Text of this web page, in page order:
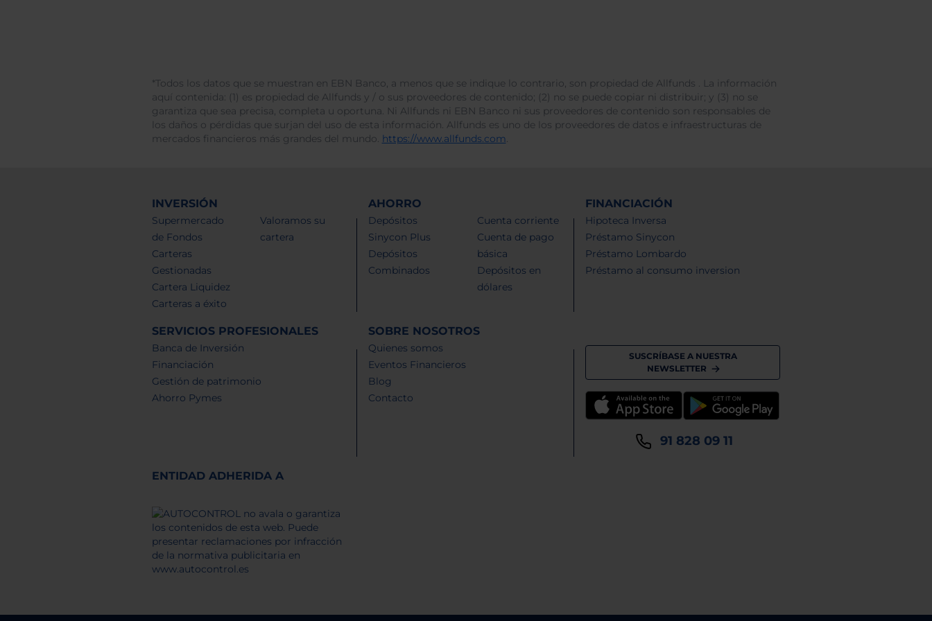
*Todos los datos que se muestran en EBN Banco, a menos que se indique lo contrario, son propiedad de Allfunds . La información
aquí contenida: (1) es propiedad de Allfunds y / o sus proveedores de contenido; (2) no se puede copiar ni distribuir; y (3) no se
garantiza que sea precisa, completa u oportuna. Ni Allfunds ni EBN Banco ni sus proveedores de contenido son responsables de
los daños o pérdidas que surjan del uso de esta información. Allfunds es uno de los proveedores de datos e infraestructuras de
mercados financieros más grandes del mundo. https://www.allfunds.com.
INVERSIÓN
Supermercado
de Fondos
Carteras
Gestionadas
Cartera Liquidez
Carteras a éxito
Valoramos su
cartera
AHORRO
Depósitos
Sinycon Plus
Depósitos
Combinados
Cuenta corriente
Cuenta de pago
básica
Depósitos en
dólares
FINANCIACIÓN
Hipoteca Inversa
Préstamo Sinycon
Préstamo Lombardo
Préstamo al consumo inversion
SERVICIOS PROFESIONALES
Banca de Inversión
Financiación
Gestión de patrimonio
Ahorro Pymes
SOBRE NOSOTROS
Quienes somos
Eventos Financieros
Blog
Contacto
SUSCRÍBASE A NUESTRA
NEWSLETTER
91 828 09 11
ENTIDAD ADHERIDA A